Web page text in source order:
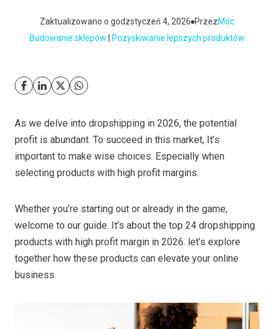
Zaktualizowano o godzstyczeń 4, 2026 PrzezMóc
Budowanie sklepów
Pozyskiwanie lepszych produktów
As we delve into dropshipping in 2026, the potential
profit is abundant. To succeed in this market, It’s
important to make wise choices. Especially when
selecting products with high profit margins.
Whether you’re starting out or already in the game,
welcome to our guide. It’s about the top 24 dropshipping
products with high profit margin in 2026. let’s explore
together how these products can elevate your online
business.